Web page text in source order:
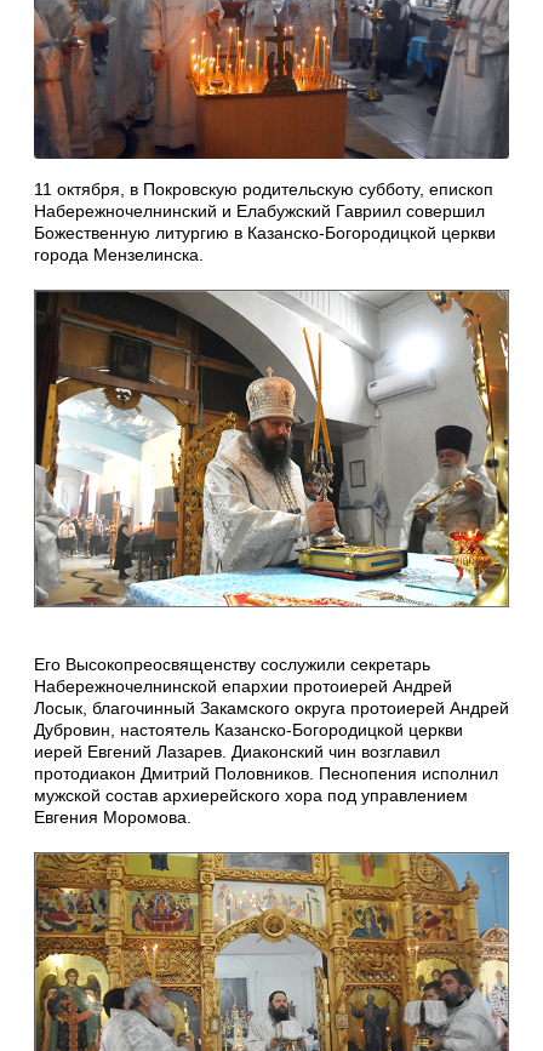
11 октября, в Покровскую родительскую субботу, епископ
Набережночелнинский и Елабужский Гавриил совершил
Божественную литургию в Казанско-Богородицкой церкви
города Мензелинска.
Его Высокопреосвященству сослужили секретарь
Набережночелнинской епархии протоиерей Андрей
Лосык, благочинный Закамского округа протоиерей Андрей
Дубровин, настоятель Казанско-Богородицкой церкви
иерей Евгений Лазарев. Диаконский чин возглавил
протодиакон Дмитрий Половников. Песнопения исполнил
мужской состав архиерейского хора под управлением
Евгения Моромова.